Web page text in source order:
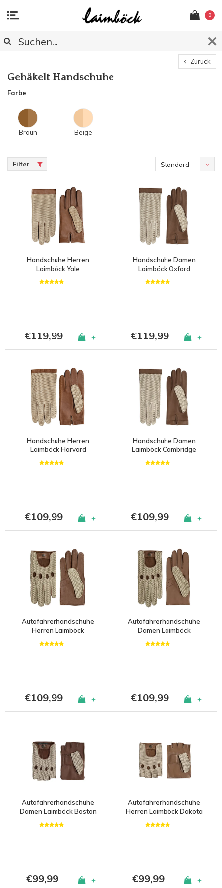
0
Zurück
Gehäkelt Handschuhe
Farbe
Braun Beige
Filter Standard
Handschuhe Herren
Laimböck Yale
€119,99 +
Handschuhe Damen
Laimböck Oxford
€119,99 +
Handschuhe Herren
Laimböck Harvard
€109,99 +
Handschuhe Damen
Laimböck Cambridge
€109,99 +
Autofahrerhandschuhe
Herren Laimböck
€109,99 +
Autofahrerhandschuhe
Damen Laimböck
€109,99 +
Autofahrerhandschuhe
Damen Laimböck Boston
€99,99 +
Autofahrerhandschuhe
Herren Laimböck Dakota
€99,99 +